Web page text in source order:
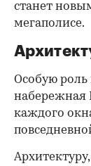
станет
мегаполисе.
Особую роль
набережная
каждого